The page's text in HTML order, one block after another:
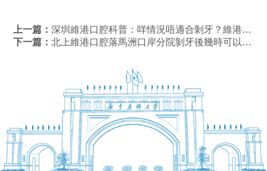
上一篇：深圳維港口腔科普：咩情況唔適合剝牙？維港口腔脫牙幾錢？
下一篇：北上維港口腔落馬洲口岸分院剝牙後幾時可以食嘢？